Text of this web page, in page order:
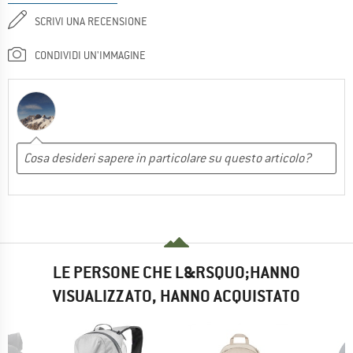
SCRIVI UNA RECENSIONE
CONDIVIDI UN'IMMAGINE
LE PERSONE CHE L&RSQUO;HANNO
VISUALIZZATO, HANNO ACQUISTATO